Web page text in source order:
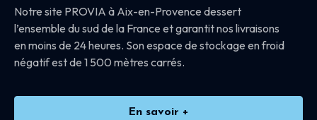
Notre site PROVIA à Aix-en-Provence dessert
l’ensemble du sud de la France et garantit nos livraisons
en moins de 24 heures. Son espace de stockage en froid
négatif est de 1 500 mètres carrés.
En savoir +